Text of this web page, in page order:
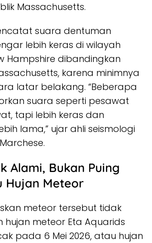
Massachusetts.
suara dentuman
lebih keras di wilayah
Hampshire dibandingkan
karena minimnya
latar belakang. “Beberapa
suara seperti pesawat
tapi lebih keras dan
lama,” ujar ahli seismologi
Alami, Bukan Puing
Hujan Meteor
meteor tersebut tidak
hujan meteor Eta Aquarids
pada 6 Mei 2026, atau hujan